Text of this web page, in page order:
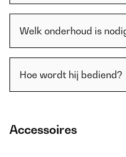
Welk onderhoud is
Hoe wordt hij bediend?
Accessoires